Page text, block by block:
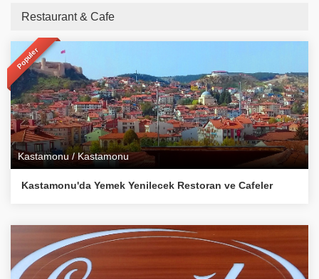
Restaurant & Cafe
Populer
Kastamonu / Kastamonu
Kastamonu'da Yemek Yenilecek Restoran ve Cafeler